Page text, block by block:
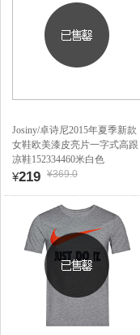
Josiny/卓诗尼2015年夏季新款
女鞋欧美漆皮亮片一字式高跟
凉鞋152334460米白色
¥219 ¥369.0